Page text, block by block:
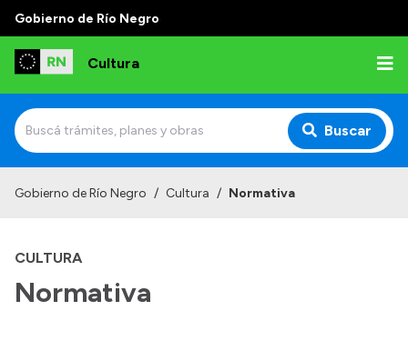
Gobierno de Río Negro
Cultura
Buscar
Autoridades
Gobierno de Río Negro / Cultura / Normativa
CULTURA
Normativa